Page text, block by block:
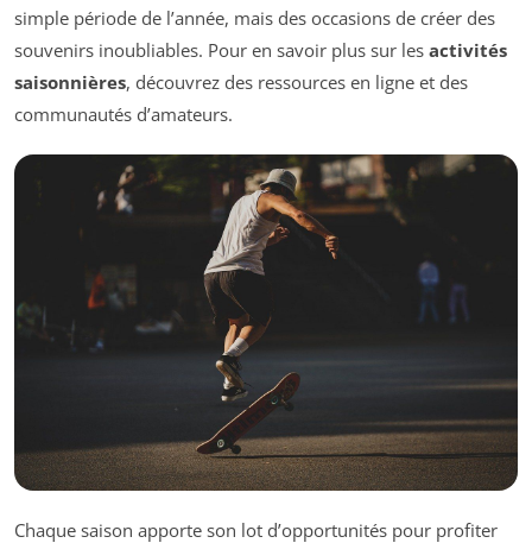
simple période de l’année, mais des occasions de créer des
souvenirs inoubliables. Pour en savoir plus sur les activités
saisonnières, découvrez des ressources en ligne et des
communautés d’amateurs.
Chaque saison apporte son lot d’opportunités pour profiter